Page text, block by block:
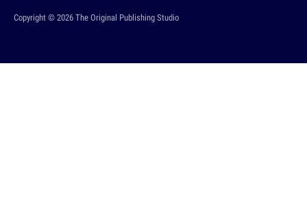
Copyright © 2026 The Original Publishing Studio